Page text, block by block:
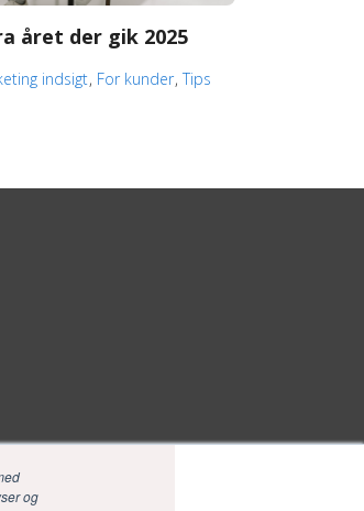
og
året der gik 2025
indsigt For kunder Tips